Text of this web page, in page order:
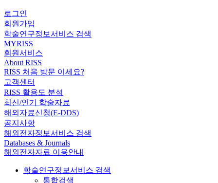
로그인
회원가입
학술연구정보서비스 검색
MYRISS
회원서비스
About RISS
RISS 처음 방문 이세요?
고객센터
RISS 활용도 분석
최신/인기 학술자료
해외자료신청(E-DDS)
공지사항
해외전자정보서비스 검색
Databases & Journals
해외전자자료 이용안내
학술연구정보서비스 검색
통합검색